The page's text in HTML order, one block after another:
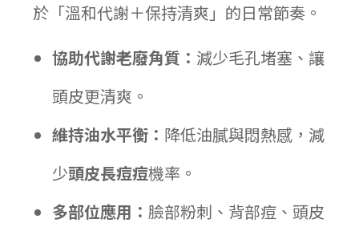
於「溫和代謝＋保持清爽」的日常節奏。
協助代謝老廢角質： 減少毛孔堵塞、讓
頭皮更清爽。
維持油水平衡： 降低油膩與悶熱感，減
少頭皮長痘痘機率。
多部位應用： 臉部粉刺、背部痘、頭皮